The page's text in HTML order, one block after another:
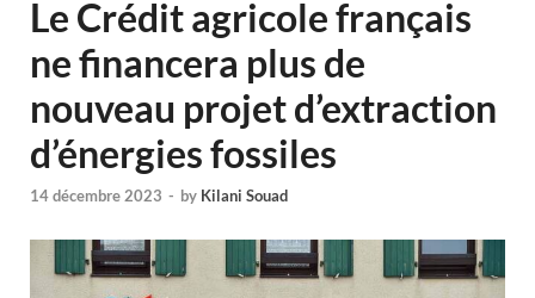
Le Crédit agricole français
ne financera plus de
nouveau projet d’extraction
d’énergies fossiles
14 décembre 2023 - by Kilani Souad